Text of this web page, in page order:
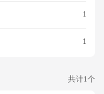
1
1
共计1个